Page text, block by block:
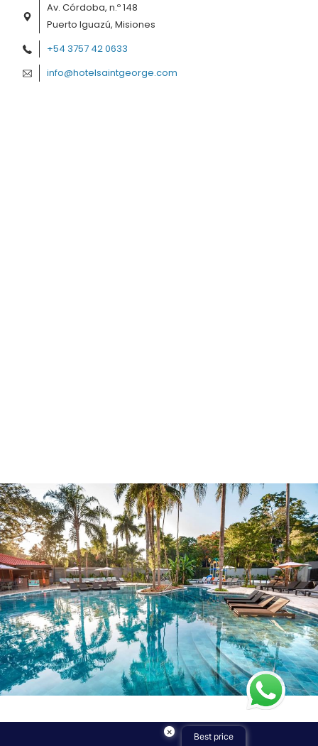
Av. Córdoba, n.º 148
Puerto Iguazú, Misiones
+54 3757 42 0633
info@hotelsaintgeorge.com
×
Best price